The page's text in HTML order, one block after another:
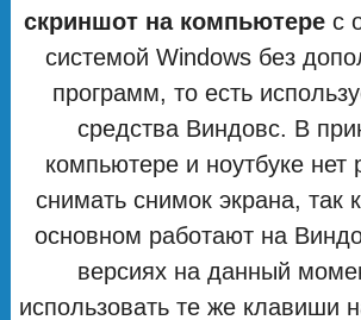
скриншот на компьютере с
системой Windows без
программ, то есть
средства Виндовс. В
компьютере и ноутбуке нет
снимать снимок экрана, так
основном работают на
версиях на данный
использовать те же клавиши